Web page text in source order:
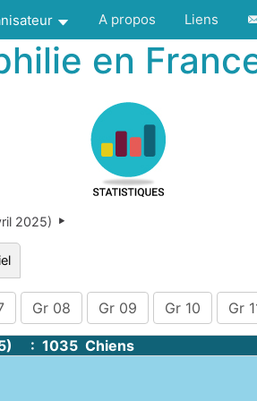
A propos Liens
en
2025)
Gr 08 Gr 09 Gr 10 Gr
: 1035 Chiens